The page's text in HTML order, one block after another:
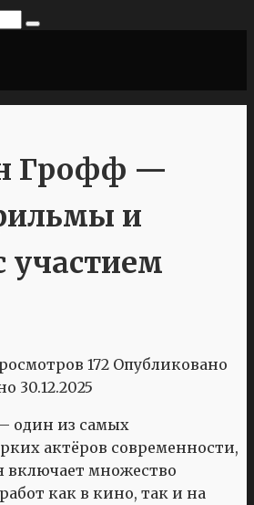
Грофф —
и
участием
172 Опубликовано
30.12.2025
один из самых
актёров современности,
включает множество
как в кино, так и на